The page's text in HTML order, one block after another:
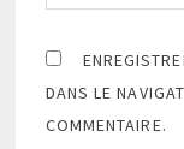
DANS LE
COMMENTAIRE.